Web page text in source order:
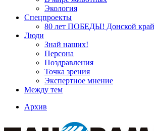
Экология
Спецпроекты
80 лет ПОБЕДЫ! Донской край
Люди
Знай наших!
Персона
Поздравления
Точка зрения
Экспертное мнение
Между тем
Архив